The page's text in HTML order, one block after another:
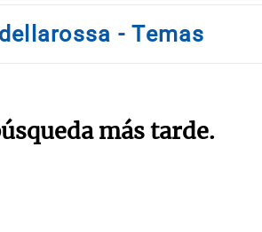
- Temas
más tarde.